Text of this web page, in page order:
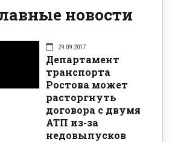
новости
29.09.2017
Департамент
транспорта
Ростова может
расторгнуть
договора с двумя
АТП из-за
недовыпусков